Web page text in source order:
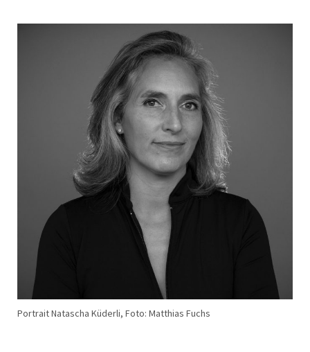
Portrait Natascha Küderli, Foto: Matthias Fuchs